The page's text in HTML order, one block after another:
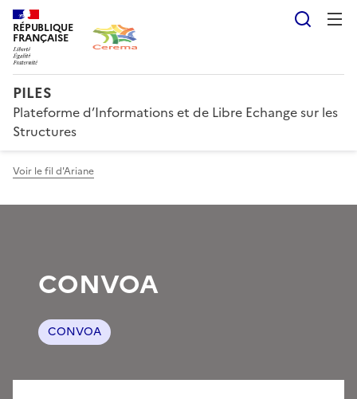
RÉPUBLIQUE
FRANÇAISE
PILES
Plateforme d’Informations et de Libre Echange sur les
Structures
Voir le fil d'Ariane
CONVOA
CONVOA